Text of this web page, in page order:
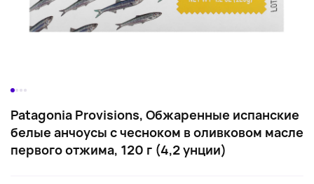
Patagonia Provisions, Обжаренные испанские
белые анчоусы с чесноком в оливковом масле
первого отжима, 120 г (4,2 унции)